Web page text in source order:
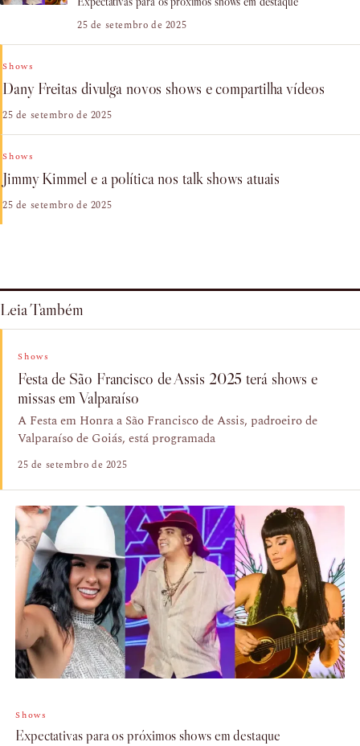
25 de setembro de 2025
Shows
Dany Freitas divulga novos shows e compartilha vídeos
25 de setembro de 2025
Shows
Jimmy Kimmel e a política nos talk shows atuais
25 de setembro de 2025
Leia Também
Shows
Festa de São Francisco de Assis 2025 terá shows e
missas em Valparaíso
A Festa em Honra a São Francisco de Assis, padroeiro de
Valparaíso de Goiás, está programada
25 de setembro de 2025
Shows
Expectativas para os próximos shows em destaque